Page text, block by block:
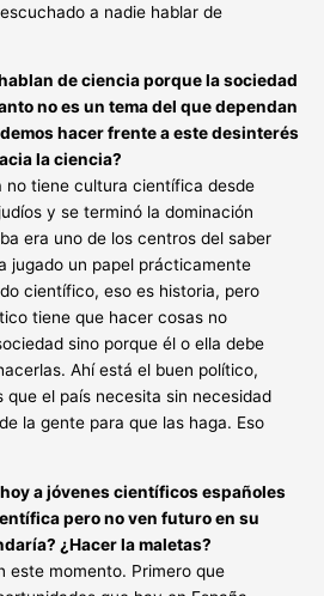
a nadie hablar de
de ciencia porque la sociedad
no es un tema del que dependan
hacer frente a este desinterés
la ciencia?
no tiene cultura científica desde
y se terminó la dominación
era uno de los centros del saber
jugado un papel prácticamente
científico, eso es historia, pero
tiene que hacer cosas no
sino porque él o ella debe
Ahí está el buen político,
que el país necesita sin necesidad
la gente para que las haga. Eso
a jóvenes científicos españoles
pero no ven futuro en su
¿Hacer la maletas?
este momento. Primero que